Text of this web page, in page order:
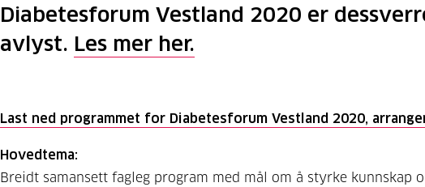
Diabetesforum Vestland 2020 er
avlyst. Les mer her.
Last ned programmet for Diabetesforum Vestland 2020,
Hovedtema:
Breidt samansett fagleg program med mål om å styrke kunnskap